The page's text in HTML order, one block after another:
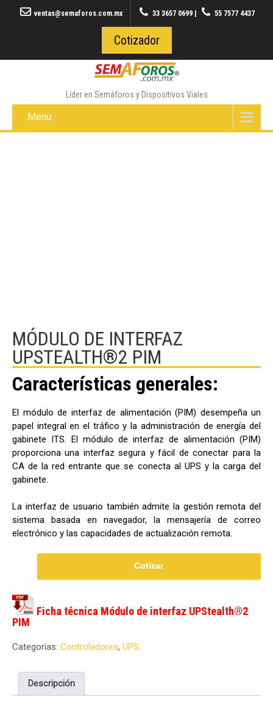
ventas@semaforos.com.mx 33 3657 0699 55 7577 4437
Cotizador
Líder en Semáforos y Dispositivos Viales
Menu
MÓDULO DE INTERFAZ
UPSTEALTH®2 PIM
Características generales:
El módulo de interfaz de alimentación (PIM) desempeña un
papel integral en el tráfico y la administración de energía del
gabinete ITS. El módulo de interfaz de alimentación (PIM)
proporciona una interfaz segura y fácil de conectar para la
CA de la red entrante que se conecta al UPS y la carga del
gabinete.
La interfaz de usuario también admite la gestión remota del
sistema basada en navegador, la mensajería de correo
electrónico y las capacidades de actualización remota.
Cotizar
Ficha técnica Módulo de interfaz UPStealth®2
PIM
Categorías: Controladores, UPS
Descripción